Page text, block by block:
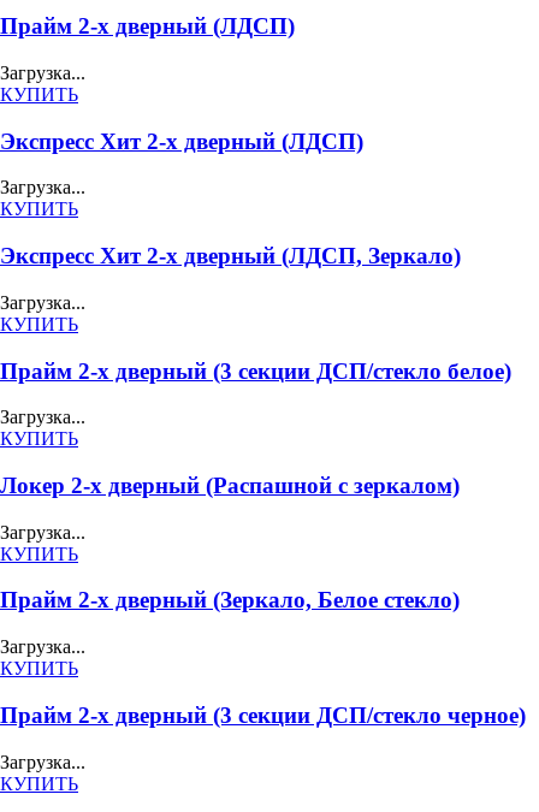
Прайм 2-х дверный (ЛДСП)
Загрузка...
КУПИТЬ
Экспресс Хит 2-х дверный (ЛДСП)
Загрузка...
КУПИТЬ
Экспресс Хит 2-х дверный (ЛДСП, Зеркало)
Загрузка...
КУПИТЬ
Прайм 2-х дверный (3 секции ДСП/стекло белое)
Загрузка...
КУПИТЬ
Локер 2-х дверный (Распашной с зеркалом)
Загрузка...
КУПИТЬ
Прайм 2-х дверный (Зеркало, Белое стекло)
Загрузка...
КУПИТЬ
Прайм 2-х дверный (3 секции ДСП/стекло черное)
Загрузка...
КУПИТЬ